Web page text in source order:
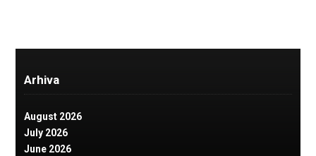
Arhiva
August 2026
July 2026
June 2026